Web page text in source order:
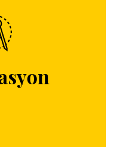
her türlü objenizi